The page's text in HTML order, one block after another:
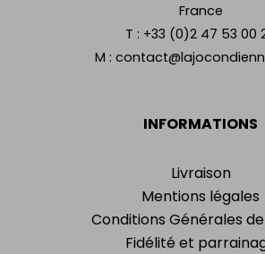
INFORMATIONS
Livraison
Mentions légales
Conditions Générales
Fidélité et
France
T : +33 (0)2 47 53 00
M :